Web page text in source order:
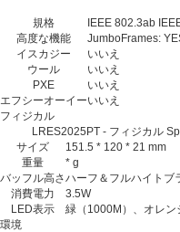
規格
IEEE 802.3ab
高度な機能
JumboFrames:
イスカジー
いいえ
ウール
いいえ
PXE
いいえ
エフシーオーイーいいえ
フィジカル
LRES2025PT - フィジカル
サイズ
151.5 * 120 * 21 mm
重量
* g
バッフル高さハーフ＆フルハイトブ
消費電力
3.5W
LED表示
緑（1000M）、オレン
環境